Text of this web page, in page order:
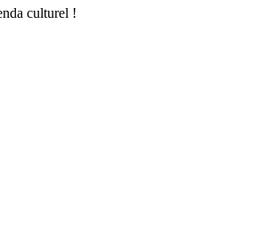
culturel !